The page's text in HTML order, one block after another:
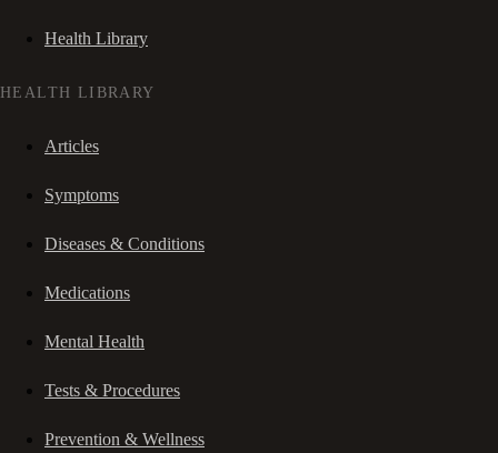
Health Library
HEALTH LIBRARY
Articles
Symptoms
Diseases & Conditions
Medications
Mental Health
Tests & Procedures
Prevention & Wellness